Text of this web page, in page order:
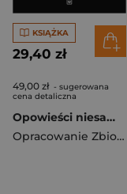
KSIĄŻKA
29,40 zł
49,00 zł - sugerowana
cena detaliczna
Opowieści niesamowite 1. Literatura francuska
Opracowanie Zbiorowe